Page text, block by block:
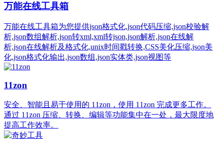
万能在线工具箱
万能在线工具箱为您提供json格式化,json代码压缩,json校验解
析,json数组解析,json转xml,xml转json,json解析,json在线解
析,json在线解析及格式化,unix时间戳转换,CSS美化压缩,json美
化,json格式化输出,json数组,json实体类,json视图等
11zon
安全、智能且易于使用的 11zon，使用 11zon 完成更多工作。
通过 11zon 压缩、转换、编辑等功能集中在一处，最大限度地
提高工作效率。